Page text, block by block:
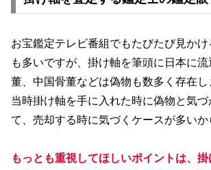
お宝鑑定テレビ番組でもたびたび見かけ
も多いですが、掛け軸を筆頭に日本に
董、中国骨董などは偽物も数多く存在し
当時掛け軸を手に入れた時に偽物と気
て、売却する時に気づくケースが多いか
もっとも重視してほしいポイントは、